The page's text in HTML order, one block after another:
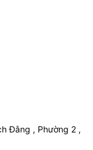
Đằng , Phường 2 ,